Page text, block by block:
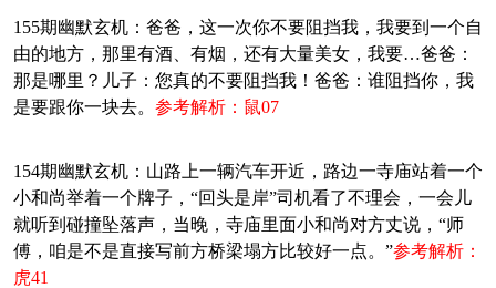
155期幽默玄机：爸爸，这一次你不要阻挡我，我要到一个自
由的地方，那里有酒、有烟，还有大量美女，我要…爸爸：
那是哪里？儿子：您真的不要阻挡我！爸爸：谁阻挡你，我
是要跟你一块去。 参考解析：鼠07
154期幽默玄机：山路上一辆汽车开近，路边一寺庙站着一个
小和尚举着一个牌子，“回头是岸”司机看了不理会，一会儿
就听到碰撞坠落声，当晚，寺庙里面小和尚对方丈说，“师
傅，咱是不是直接写前方桥梁塌方比较好一点。”参考解析：
虎41